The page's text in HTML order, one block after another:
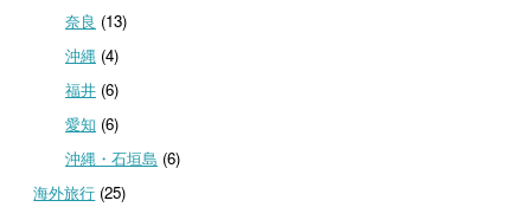
奈良 (13)
沖縄(4)
福井(6)
愛知 (6)
沖縄・石垣島 (6)
海外旅行 (25)